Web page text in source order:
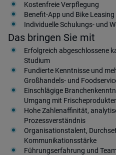
Kostenfreie Verpflegung
Benefit-App und Bike Leasing
Individuelle Schulungs- und
Das bringen Sie mit
Erfolgreich abgeschlossene
Studium
Fundierte Kenntnisse und
Großhandels- und
Einschlägige
Umgang mit
Hohe Zahlenaffinität,
Prozessverständnis
Organisationstalent,
Kommunikationsstärke
Führungserfahrung und